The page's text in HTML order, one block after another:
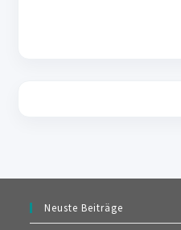
Neuste Beiträge